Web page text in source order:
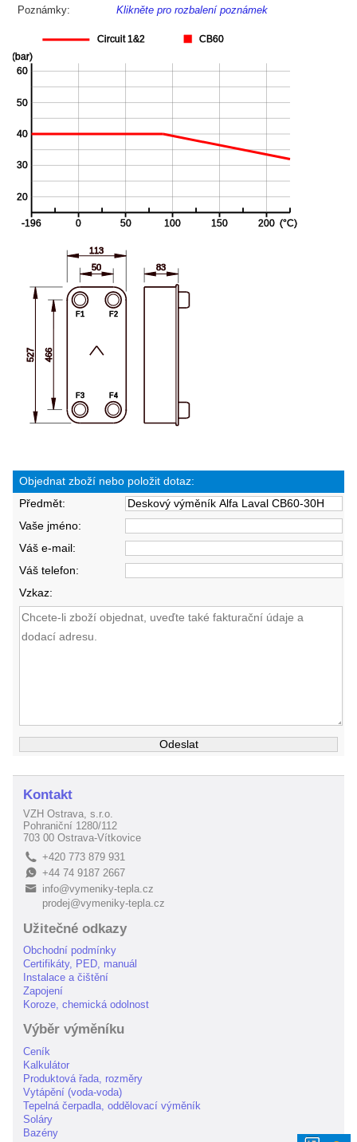
Poznámky: Klikněte pro rozbalení poznámek
Objednat zboží nebo položit dotaz:
Předmět:
Vaše jméno:
Váš e-mail:
Váš telefon:
Vzkaz:
Kontakt
VZH Ostrava, s.r.o.
Pohraniční 1280/112
703 00 Ostrava-Vítkovice
L +420 773 879 931
E+44 74 9187 2667
B
info@vymeniky-tepla.cz
prodej@vymeniky-tepla.cz
Užitečné odkazy
Obchodní podmínky
Certifikáty, PED, manuál
Instalace a čištění
Zapojení
Koroze, chemická odolnost
Výběr výměníku
Ceník
Kalkulátor
Produktová řada, rozměry
Vytápění (voda-voda)
Tepelná čerpadla, oddělovací výměník
Soláry
Bazény